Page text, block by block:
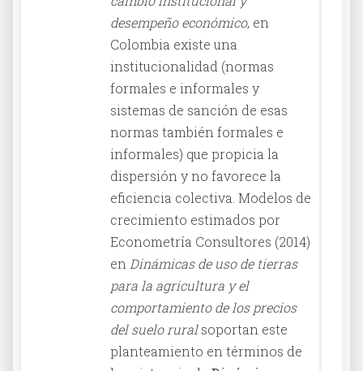
desempeño económico, en
Colombia existe una
institucionalidad (normas
formales e informales y
sistemas de sanción de esas
normas también formales e
informales) que propicia la
dispersión y no favorece la
eficiencia colectiva. Modelos de
crecimiento estimados por
Econometría Consultores (2014)
en Dinámicas de uso de tierras
para la agricultura y el
comportamiento de los precios
del suelo ruralsoportan este
planteamiento en términos de